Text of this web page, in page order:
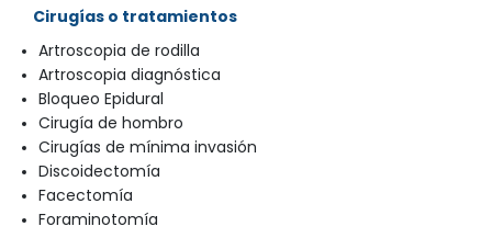
Cirugías o tratamientos
Artroscopia de rodilla
Artroscopia diagnóstica
Bloqueo Epidural
Cirugía de hombro
Cirugías de mínima invasión
Discoidectomía
Facectomía
Foraminotomía